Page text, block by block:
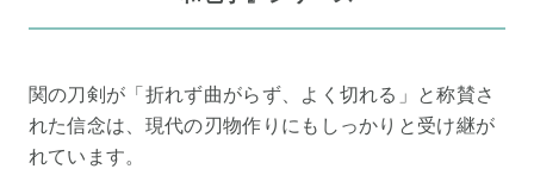
関の刀剣が「折れず曲がらず、よく切れる」と称賛さ
れた信念は、現代の刃物作りにもしっかりと受け継が
れています。